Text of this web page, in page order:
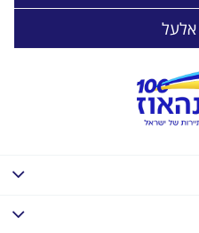
אלעל